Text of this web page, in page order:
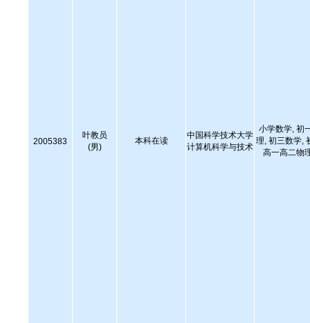
2005383
叶教员
(男)
本科在读
中国科学技术大学
计算机科学与技术
小学数学, 初
理, 初三数学,
高一高二物